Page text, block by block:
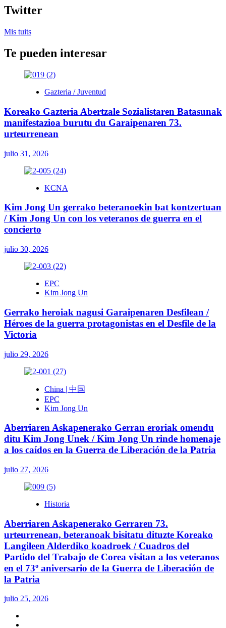
Twitter
Mis tuits
Te pueden interesar
Gazteria / Juventud
Koreako Gazteria Abertzale Sozialistaren Batasunak
manifestazioa burutu du Garaipenaren 73.
urteurrenean
julio 31, 2026
KCNA
Kim Jong Un gerrako beteranoekin bat kontzertuan
/ Kim Jong Un con los veteranos de guerra en el
concierto
julio 30, 2026
EPC
Kim Jong Un
Gerrako heroiak nagusi Garaipenaren Desfilean /
Héroes de la guerra protagonistas en el Desfile de la
Victoria
julio 29, 2026
China | 中国
EPC
Kim Jong Un
Aberriaren Askapenerako Gerran eroriak omendu
ditu Kim Jong Unek / Kim Jong Un rinde homenaje
a los caídos en la Guerra de Liberación de la Patria
julio 27, 2026
Historia
Aberriaren Askapenerako Gerraren 73.
urteurrenean, beteranoak bisitatu dituzte Koreako
Langileen Alderdiko koadroek / Cuadros del
Partido del Trabajo de Corea visitan a los veteranos
en el 73º aniversario de la Guerra de Liberación de
la Patria
julio 25, 2026